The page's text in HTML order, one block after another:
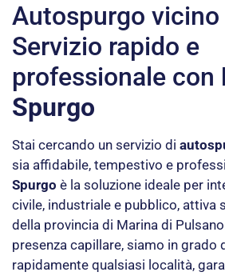
Autospurgo vicino
Servizio rapido e
professionale con
Spurgo
Stai cercando un servizio di
sia affidabile, tempestivo e
Spurgo è la soluzione ideale per
civile, industriale e pubblico, attiva
della provincia di Marina di
presenza capillare, siamo in grado
rapidamente qualsiasi località,